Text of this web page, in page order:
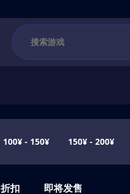
100¥ - 150¥ 150¥ - 200¥
折扣 即将发售